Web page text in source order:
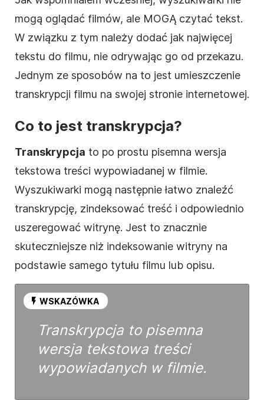
mogą oglądać filmów, ale MOGĄ czytać tekst.
W związku z tym należy dodać jak najwięcej
tekstu do filmu, nie odrywając go od przekazu.
Jednym ze sposobów na to jest umieszczenie
transkrypcji filmu na swojej stronie internetowej.
Co to jest transkrypcja?
Transkrypcja to po prostu pisemna wersja
tekstowa treści wypowiadanej w filmie.
Wyszukiwarki mogą następnie łatwo znaleźć
transkrypcję, zindeksować treść i odpowiednio
uszeregować witrynę. Jest to znacznie
skuteczniejsze niż indeksowanie witryny na
podstawie samego tytułu filmu lub opisu.
WSKAZÓWKA
Transkrypcja to pisemna
wersja tekstowa treści
wypowiadanych w filmie.